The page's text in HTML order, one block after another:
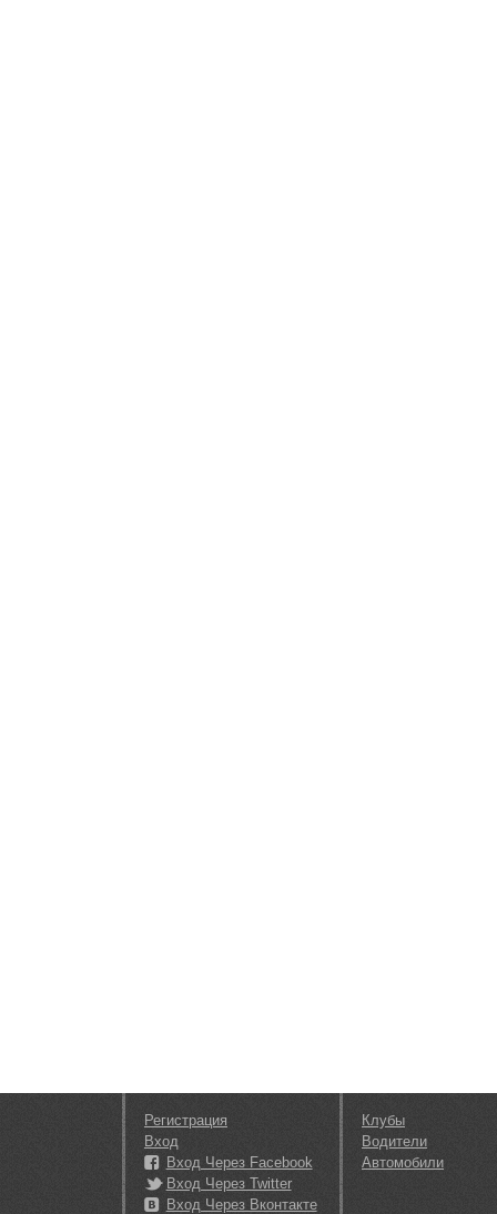
Регистрация
Вход
Вход Через Facebook
Вход Через Twitter
Вход Через Вконтакте
Клубы
Водители
Автомобили